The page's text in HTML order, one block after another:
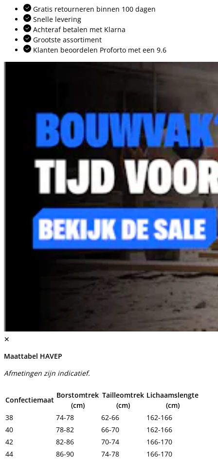
Gratis retourneren binnen 100 dagen
Snelle levering
Achteraf betalen met Klarna
Grootste assortiment
Klanten beoordelen Proforto met een 9.6
✕
Maattabel HAVEP
Afmetingen zijn indicatief.
Confectiemaat
Borstomtrek
(cm)
Tailleomtrek
(cm)
Lichaamslengte
(cm)
38
74-78 62-66
162-166
40
78-82 66-70
162-166
42
82-86 70-74
166-170
44
86-90 74-78
166-170